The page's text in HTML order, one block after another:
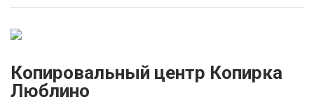
Копировальный центр Копирка
Люблино